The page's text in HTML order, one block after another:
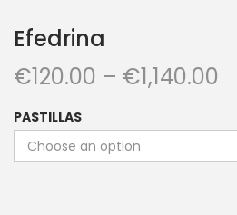
Efedrina
€120.00 – €1,140.00
PASTILLAS